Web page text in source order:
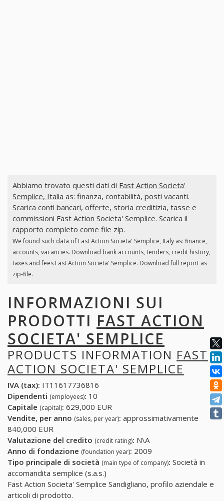
Abbiamo trovato questi dati di Fast Action Societa'
Semplice, Italia as: finanza, contabilità, posti vacanti.
Scarica conti bancari, offerte, storia creditizia, tasse e
commissioni Fast Action Societa' Semplice. Scarica il
rapporto completo come file zip.
We found such data of Fast Action Societa' Semplice, Italyas: finance,
accounts, vacancies. Download bank accounts, tenders, credit history,
taxes and fees Fast Action Societa' Semplice. Download full report as
zip-file.
INFORMAZIONI SUI
PRODOTTI FAST ACTION
SOCIETA' SEMPLICE
PRODUCTS INFORMATION FAST
ACTION SOCIETA' SEMPLICE
IVA (tax): IT11617736816
Dipendenti (employees): 10
Capitale (capital): 629,000 EUR
Vendite, per anno (sales, per year): approssimativamente
840,000 EUR
Valutazione del credito (credit rating): N\A
Anno di fondazione (foundation year): 2009
Tipo principale di società (main type of company): Società in
accomandita semplice (s.a.s.)
Fast Action Societa' Semplice Sandigliano, profilo aziendale e
articoli di prodotto.